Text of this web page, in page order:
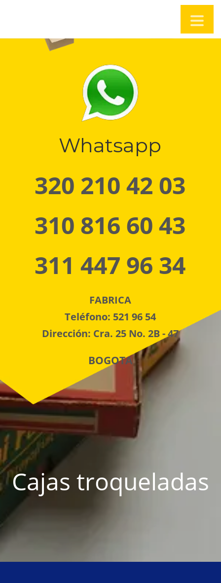
Whatsapp
320 210 42 03
310 816 60 43
311 447 96 34
FABRICA
Teléfono: 521 96 54
Dirección: Cra. 25 No. 2B - 47
BOGOTA
Cajas troqueladas